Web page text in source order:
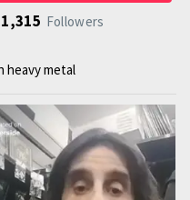
1,315 Followers
heavy metal